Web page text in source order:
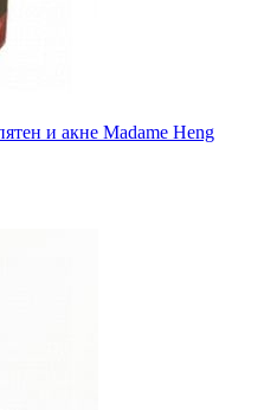
и акне Madame Heng